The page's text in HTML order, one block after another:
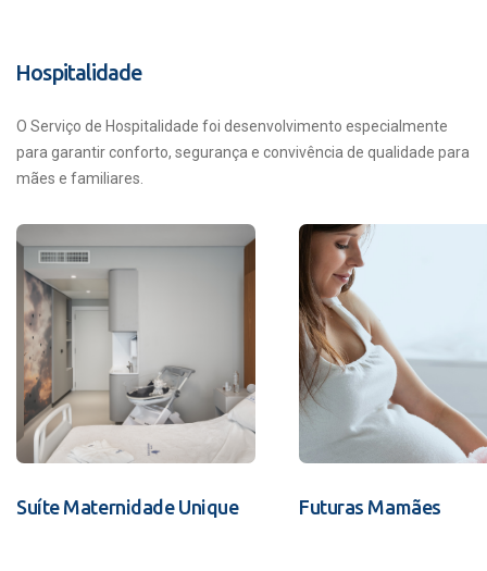
Hospitalidade
O Serviço de Hospitalidade foi desenvolvimento especialmente
para garantir conforto, segurança e convivência de qualidade para
mães e familiares.
Suíte Maternidade Unique Futuras Mamães